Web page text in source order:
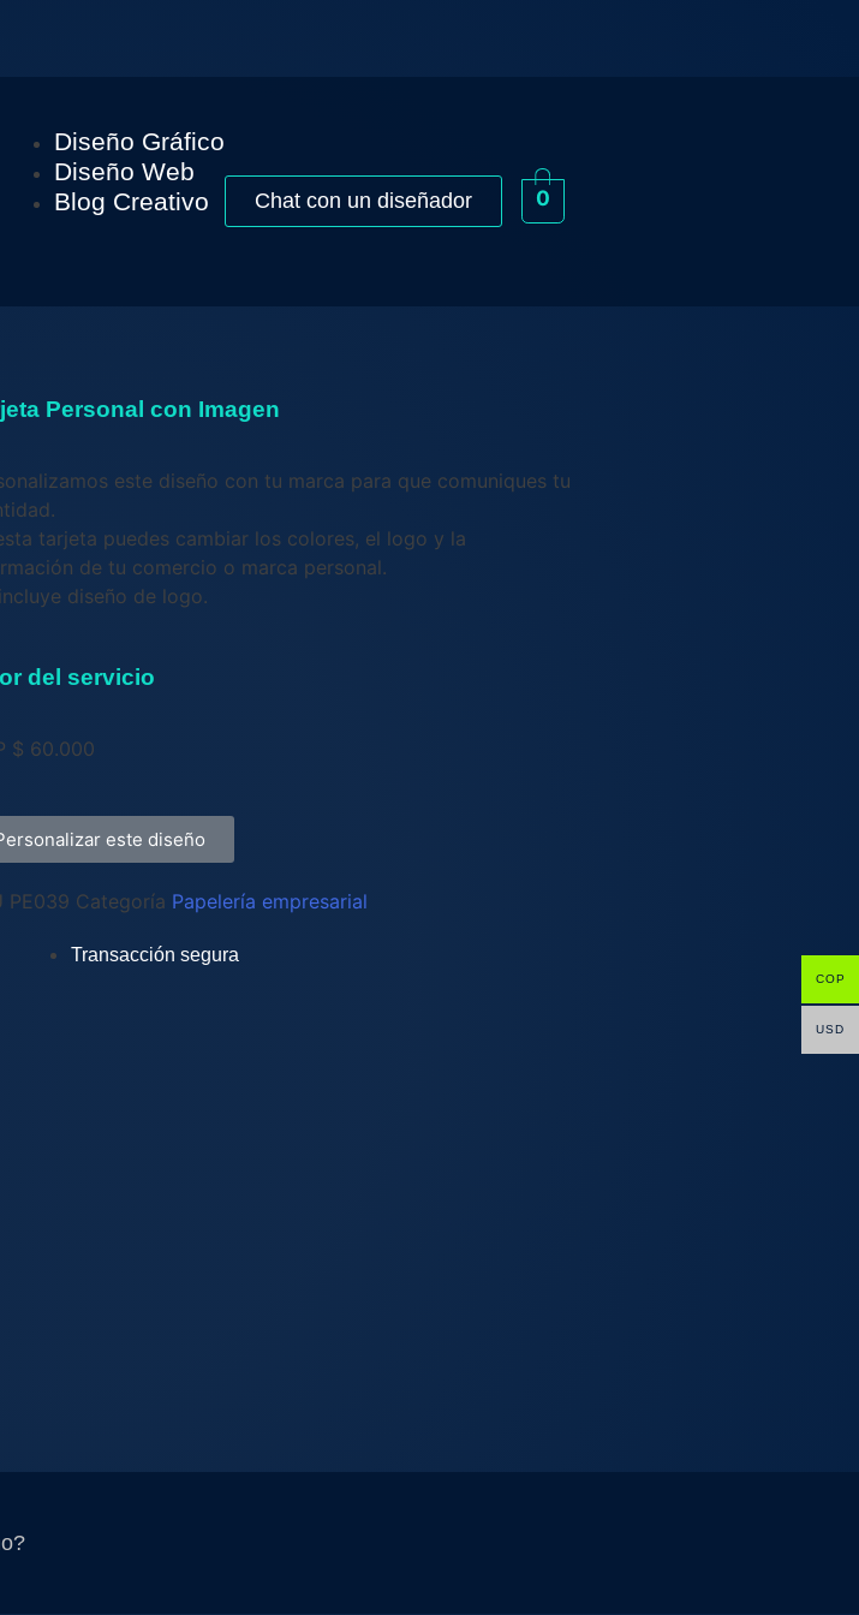
Diseño Gráfico
Diseño Web
Blog Creativo
Chat con un diseñador 0
Personal con Imagen
este diseño con tu marca para que comuniques tu
tarjeta puedes cambiar los colores, el logo y la
de tu comercio o marca personal.
diseño de logo.
del servicio
$ 60.000
este diseño
PE039 Categoría Papelería empresarial
Transacción segura
COP
USD